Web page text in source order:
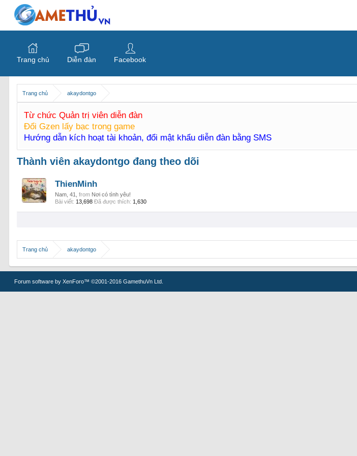
Trang chủ akaydontgo
Từ chức Quản trị viên diễn đàn
Đổi Gzen lấy bạc trong game
Hướng dẫn kích hoạt tài khoản, đổi mật khẩu diễn đàn bằng SMS
Thành viên akaydontgo đang theo dõi
ThienMinh
Nam, 41,from Nơi có tình yêu!
Bài viết: 13,698 Đã được thích: 1,630
Trang chủ akaydontgo
Trang chủ Diễn đàn Facebook
Forum software by XenForo™©2001-2016 GamethuVn Ltd.